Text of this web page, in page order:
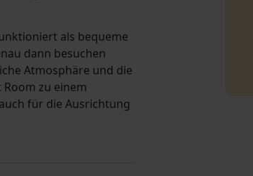
als bequeme
dann besuchen
Atmosphäre und die
zu einem
für die Ausrichtung